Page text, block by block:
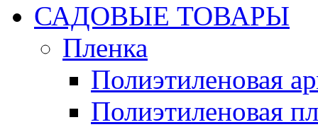
САДОВЫЕ ТОВАРЫ
Пленка
Полиэтиленовая
Полиэтиленовая